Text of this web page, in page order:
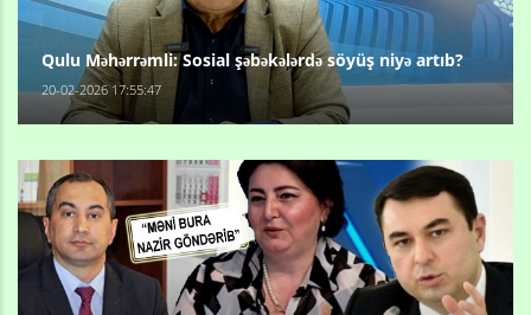
Qulu Məhərrəmli: Sosial şəbəkələrdə söyüş niyə artıb?
20-02-2026 17:55:47